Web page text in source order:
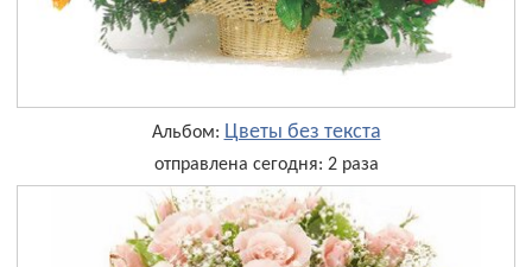
Альбом: Цветы без текста
отправлена сегодня: 2 раза